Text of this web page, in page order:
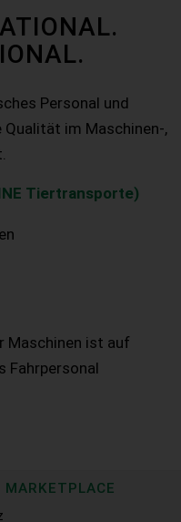
Personal und
im Maschinen-,
Tiertransporte)
Maschinen ist auf
Fahrpersonal